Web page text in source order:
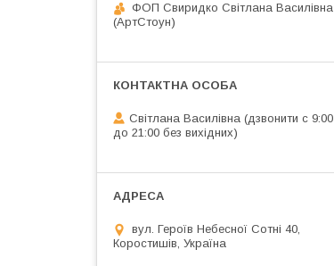
ФОП Свиридко Світлана Василівна
(АртСтоун)
Світлана Василівна (дзвонити с 9:00
до 21:00 без вихідних)
вул. Героїв Небесної Сотні 40,
Коростишів, Україна